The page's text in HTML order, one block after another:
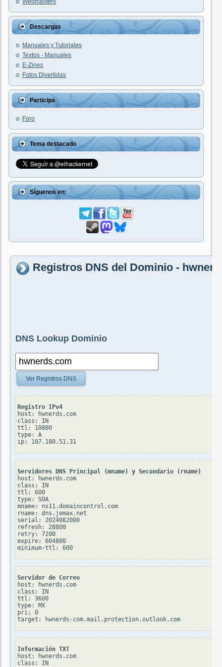
Webmasters
Descargas
Manuales y Tutoriales
Textos - Manuales
E-Zines
Fotos Divertidas
Participa
Foro
Tema destacado
Síguenos en:
Registros DNS del Dominio -
DNS Lookup Dominio
Ver Registros DNS
Registro IPv4
host: hwnerds.com
class: IN
ttl: 10800
type: A
Servidores DNS Principal (mname) y Secundario (rname)
host: hwnerds.com
class: IN
ttl: 600
type: SOA
mname: ns11.domaincontrol.com
rname: dns.jomax.net
serial: 2024082000
refresh: 28800
retry: 7200
expire: 604800
Servidor de Correo
host: hwnerds.com
class: IN
ttl: 3600
type: MX
pri: 0
Información TXT
host: hwnerds.com
class: IN